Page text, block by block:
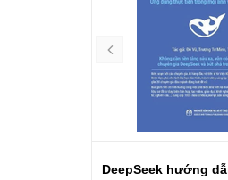
DeepSeek hướng